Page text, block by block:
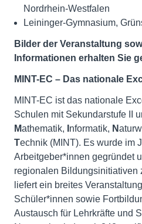
Nordrhein-Westfalen
Leininger-Gymnasium,
Bilder der Veranstaltung
Informationen erhalten Sie
MINT-EC – Das nationale
MINT-EC ist das nationale
Schulen mit Sekundarstufe II
Mathematik, nformatik, N
Technik (MINT). Es wurde im
Arbeitgeber*innen gegründet
regionalen Bildungsinitiativen
liefert ein breites
Schüler*innen sowie
Austausch für Lehrkräfte und